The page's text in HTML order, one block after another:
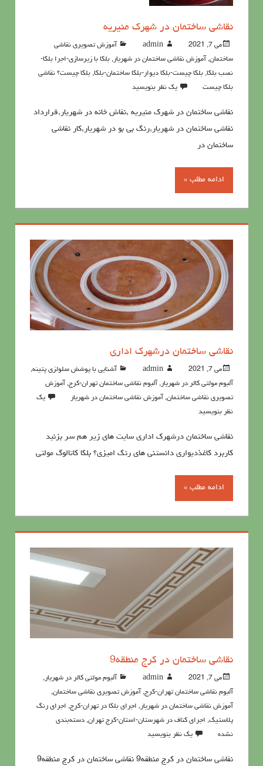
نقاشی ساختمان در شهرک منیریه
می 7, 2021 admin
آموزش تصویری نقاشی
ساختمان, آموزش نقاشی ساختمان در شهریار, بلکا با زیرسازی-اجرا بلکا-
نصب بلکا, بلکا چیست-بلکا دیوار-بلکا ساختمان-بلکا, بلکا چیست؟ نقاشی
بلکا چیست
یک نظر بنویسید
نقاشی ساختمان در شهرک منیریه ,نقاش خانه در شهریار,قرارداد
نقاشی ساختمان در شهریار,رنگ بی بو در شهریار,کار نقاشی
ساختمان در
ادامه مطلب »
نقاشی ساختمان درشهرک اداری
می 7, 2021 admin آشنايي با پوشش سلولزي پتينه,
آلبوم مولتی کالر در شهریار, آلبوم نقاشی ساختمان تهران-کرج, آموزش
تصویری نقاشی ساختمان, آموزش نقاشی ساختمان در شهریار
یک
نظر بنویسید
نقاشی ساختمان درشهرک اداری سایت های زیر هم سر بزنید
کاربرد کاغذدیواری دانستنی های رنگ امیزی؟ بلکا کاتالوگ مولتی
ادامه مطلب »
نقاشی ساختمان در کرج منطقه9
می 7, 2021 admin آلبوم مولتی کالر در شهریار ,
آلبوم نقاشی ساختمان تهران-کرج, آموزش تصویری نقاشی ساختمان,
آموزش نقاشی ساختمان در شهریار , اجرای بلکا در تهران-کرج, اجرای رنگ
پلاستیک, اجرای کناف در شهرستان-استان-کرج تهران, دسته‌بندی
نشده
یک نظر بنویسید
نقاشی ساختمان در کرج منطقه9 نقاشی ساختمان در کرج منطقه9